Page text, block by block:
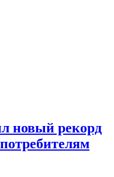
новый рекорд